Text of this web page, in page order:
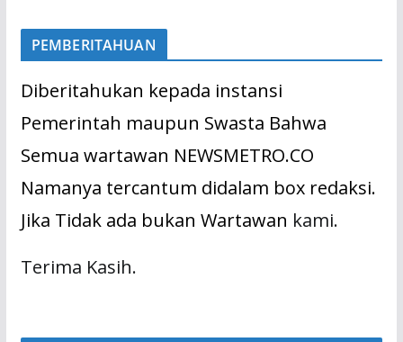
PEMBERITAHUAN
Diberitahukan kepada instansi
Pemerintah maupun Swasta Bahwa
Semua wartawan NEWSMETRO.CO
Namanya tercantum didalam box redaksi.
Jika Tidak ada bukan Wartawan kami.
Terima Kasih.